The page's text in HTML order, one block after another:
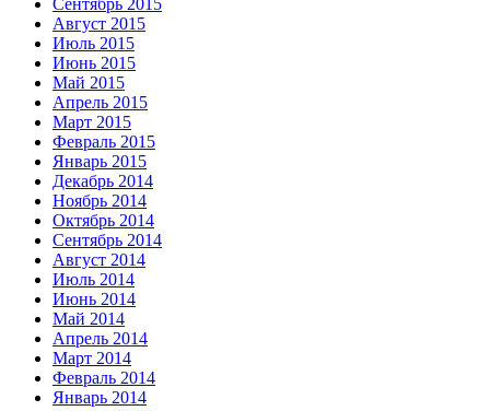
Август 2015
Июль 2015
Июнь 2015
Май 2015
Апрель 2015
Март 2015
Февраль 2015
Январь 2015
Декабрь 2014
Ноябрь 2014
Октябрь 2014
Сентябрь 2014
Август 2014
Июль 2014
Июнь 2014
Май 2014
Апрель 2014
Март 2014
Февраль 2014
Январь 2014